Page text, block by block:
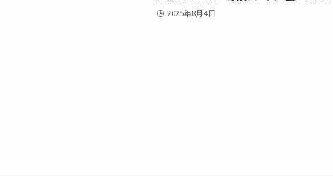
2025年8月4日